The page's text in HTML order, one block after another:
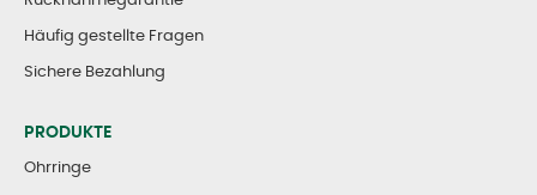
Häufig gestellte Fragen
Sichere Bezahlung
PRODUKTE
Ohrringe